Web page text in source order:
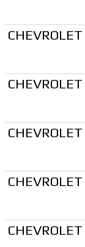
CHEVROLET
CHEVROLET
CHEVROLET
CHEVROLET
CHEVROLET